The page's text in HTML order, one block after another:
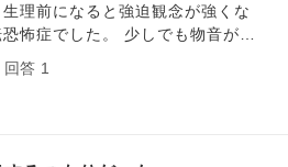
理前になると強迫観念が強くな
怖症でした。 少しでも物音がし
を通過（私が徐行や停車中で）す
たかも…当て逃げになってしまっ
回答 1